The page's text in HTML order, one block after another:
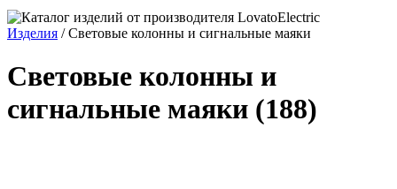
Изделия /Световые колонны и сигнальные маяки
Световые колонны и
сигнальные маяки (188)